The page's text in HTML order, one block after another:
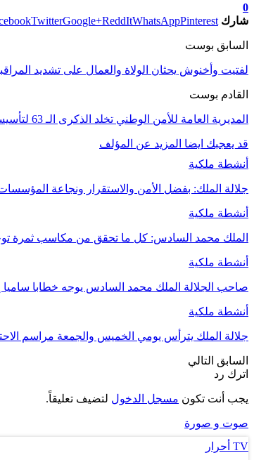
0
شارك
TwitterGoogle+ReddItWhatsAppPinterest
السابق بوست
لفتيت وأخنوش يحثان الولاة والعمال على تشديد
القادم بوست
المديرية العامة للأمن الوطني تخلد الذكرى الـ 63 لتأسيسها ..
قد يعجبك ايضا المزيد عن المؤلف
أنشطة ملكية
جلالة الملك: بفضل الأمن والاستقرار ونجاعة
أنشطة ملكية
الملك محمد السادس: كل ما تحقق من مكاسب ثمرة
أنشطة ملكية
صاحب الجلالة الملك محمد السادس يوجه خطابا ساميا
أنشطة ملكية
جلالة الملك يترأس يومي الخميس والجمعة مراسم
السابق التالي
اترك رد
يجب أنت تكون مسجل الدخول لتضيف تعليقاً.
صوت و صورة
TV أحرار